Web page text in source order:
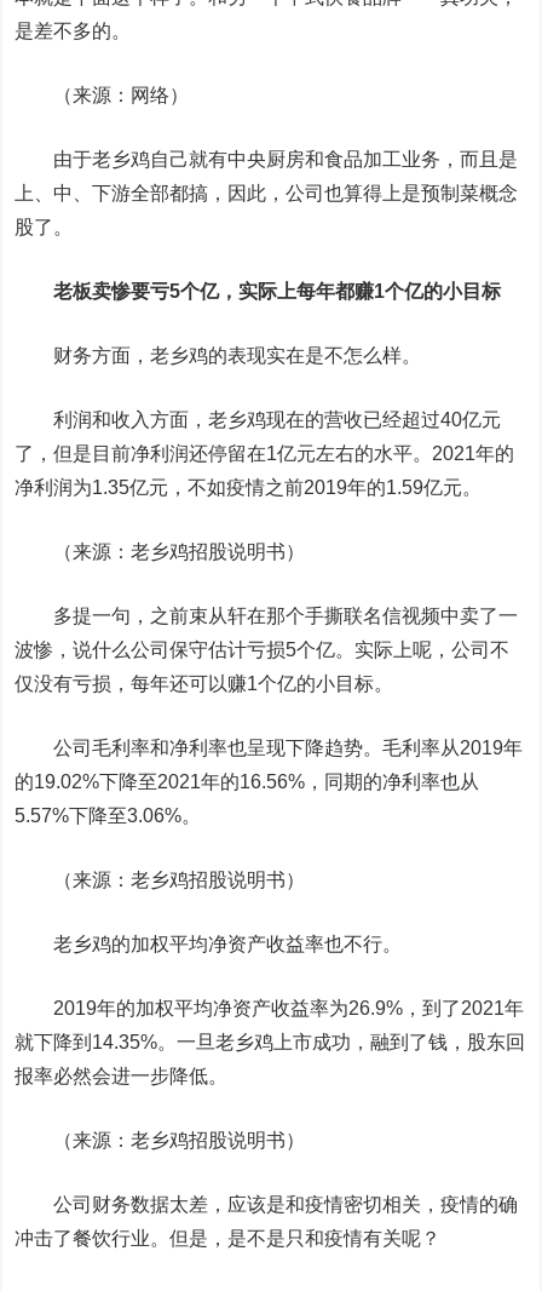
是差不多的。
（来源：网络）
由于老乡鸡自己就有中央厨房和食品加工业务，而且是
上、中、下游全部都搞，因此，公司也算得上是预制菜概念
股了。
老板卖惨要亏5个亿，实际上每年都赚1个亿的小目标
财务方面，老乡鸡的表现实在是不怎么样。
利润和收入方面，老乡鸡现在的营收已经超过40亿元
了，但是目前净利润还停留在1亿元左右的水平。2021年的
净利润为1.35亿元，不如疫情之前2019年的1.59亿元。
（来源：老乡鸡招股说明书）
多提一句，之前束从轩在那个手撕联名信视频中卖了一
波惨，说什么公司保守估计亏损5个亿。实际上呢，公司不
仅没有亏损，每年还可以赚1个亿的小目标。
公司毛利率和净利率也呈现下降趋势。毛利率从2019年
的19.02%下降至2021年的16.56%，同期的净利率也从
5.57%下降至3.06%。
（来源：老乡鸡招股说明书）
老乡鸡的加权平均净资产收益率也不行。
2019年的加权平均净资产收益率为26.9%，到了2021年
就下降到14.35%。一旦老乡鸡上市成功，融到了钱，股东回
报率必然会进一步降低。
（来源：老乡鸡招股说明书）
公司财务数据太差，应该是和疫情密切相关，疫情的确
冲击了餐饮行业。但是，是不是只和疫情有关呢？